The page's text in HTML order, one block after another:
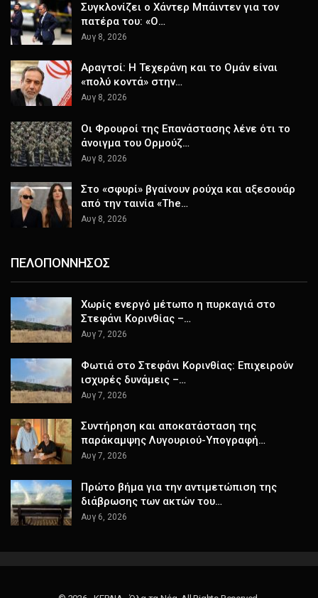
Συγκλονίζει ο Χάντερ Μπάιντεν για τον
πατέρα του: «Ο…
Αυγ 8, 2026
Αραγτσί: Η Τεχεράνη και το Ομάν είναι
«πολύ κοντά» στην…
Αυγ 8, 2026
Οι Φρουροί της Επανάστασης λένε ότι το
άνοιγμα του Ορμούζ…
Αυγ 8, 2026
Στο «σφυρί» βγαίνουν ρούχα και αξεσουάρ
από την ταινία «The…
Αυγ 8, 2026
ΠΕΛΟΠΟΝΝΗΣΟΣ
Χωρίς ενεργό μέτωπο η πυρκαγιά στο
Στεφάνι Κορινθίας –…
Αυγ 7, 2026
Φωτιά στο Στεφάνι Κορινθίας: Επιχειρούν
ισχυρές δυνάμεις –…
Αυγ 7, 2026
Συντήρηση και αποκατάσταση της
παράκαμψης Λυγουριού-Υπογραφή…
Αυγ 7, 2026
Πρώτο βήμα για την αντιμετώπιση της
διάβρωσης των ακτών του…
Αυγ 6, 2026